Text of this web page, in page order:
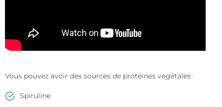
Vous pouvez avoir des sources de protéines végétales :
Spiruline